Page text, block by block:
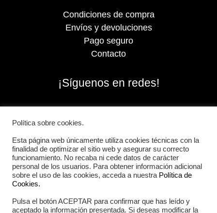
Condiciones de compra
Envíos y devoluciones
Pago seguro
Contacto
¡Síguenos en redes!
2026 Iberian Sportech © Todos los derechos
Política sobre cookies.
Esta página web únicamente utiliza cookies técnicas con la
finalidad de optimizar el sitio web y asegurar su correcto
funcionamiento. No recaba ni cede datos de carácter
personal de los usuarios. Para obtener información adicional
sobre el uso de las cookies, acceda a nuestra Política de
Cookies.
Pulsa el botón ACEPTAR para confirmar que has leído y
aceptado la información presentada. Si deseas modificar la